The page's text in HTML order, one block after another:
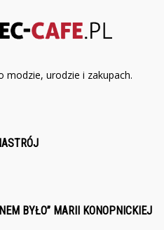
modzie, urodzie i zakupach.
BYŁO” MARII KONOPNICKIEJ